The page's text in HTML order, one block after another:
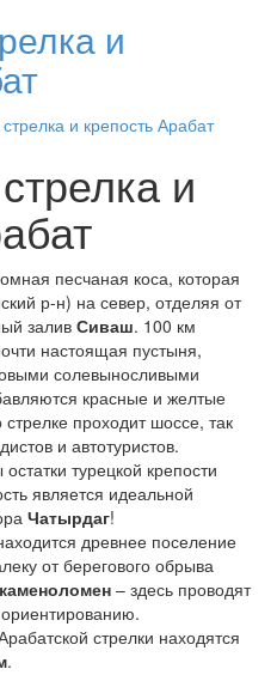
и
и
песчаная коса, которая
р-н) на север, отделяя от
залив Сиваш. 100 км
настоящая пустыня,
солевыносливыми
красные и желтые
проходит шоссе, так
и автотуристов.
турецкой крепости
является идеальной
Чатырдаг!
древнее поселение
от берегового обрыва
– здесь проводят
стрелки находятся
.